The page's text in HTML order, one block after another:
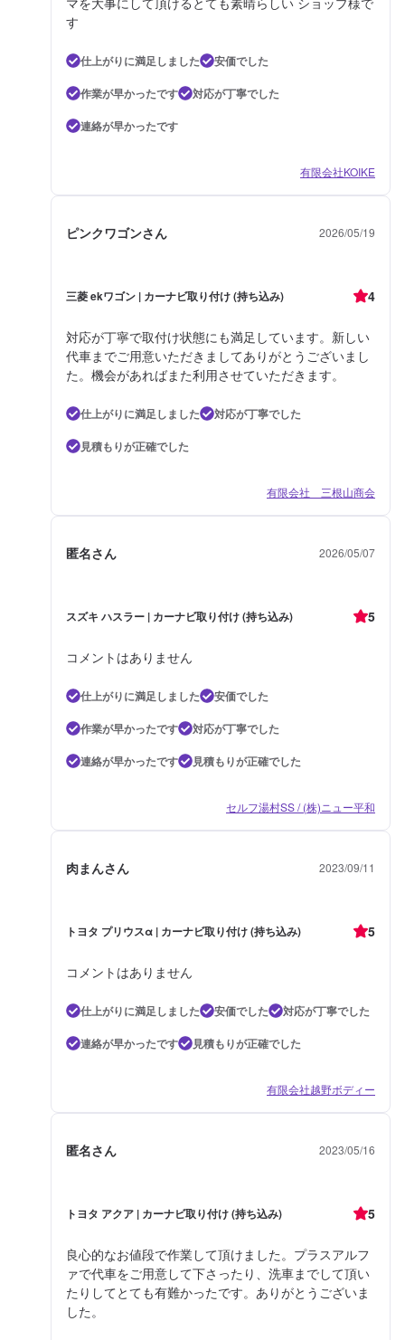
す
仕上がりに満足しました
安価でした
作業が早かったです
対応が丁寧でした
連絡が早かったです
有限会社KOIKE
ピンクワゴンさん 2026/05/19
三菱 ekワゴン | カーナビ取り付け (持ち込み) 4
対応が丁寧で取付け状態にも満足しています。新しい
代車までご用意いただきましてありがとうございまし
た。機会があればまた利用させていただきます。
仕上がりに満足しました
対応が丁寧でした
見積もりが正確でした
有限会社 三根山商会
匿名さん 2026/05/07
スズキ ハスラー | カーナビ取り付け (持ち込み) 5
コメントはありません
仕上がりに満足しました
安価でした
作業が早かったです
対応が丁寧でした
連絡が早かったです
見積もりが正確でした
セルフ湯村SS / (株)ニュー平和
肉まんさん 2023/09/11
トヨタ プリウスα | カーナビ取り付け (持ち込み) 5
コメントはありません
仕上がりに満足しました 安価でした
対応が丁寧でした
連絡が早かったです
見積もりが正確でした
有限会社越野ボディー
匿名さん 2023/05/16
トヨタ アクア | カーナビ取り付け (持ち込み) 5
良心的なお値段で作業して頂けました。プラスアルフ
ァで代車をご用意して下さったり、洗車までして頂い
たりしてとても有難かったです。ありがとうございま
した。